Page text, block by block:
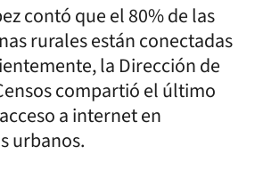
contó que el 80% de las
rurales están conectadas
la Dirección de
compartió el último
a internet en
urbanos.